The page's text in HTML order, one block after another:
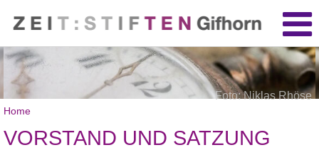
Foto: Niklas Rhöse
Home
VORSTAND UND SATZUNG